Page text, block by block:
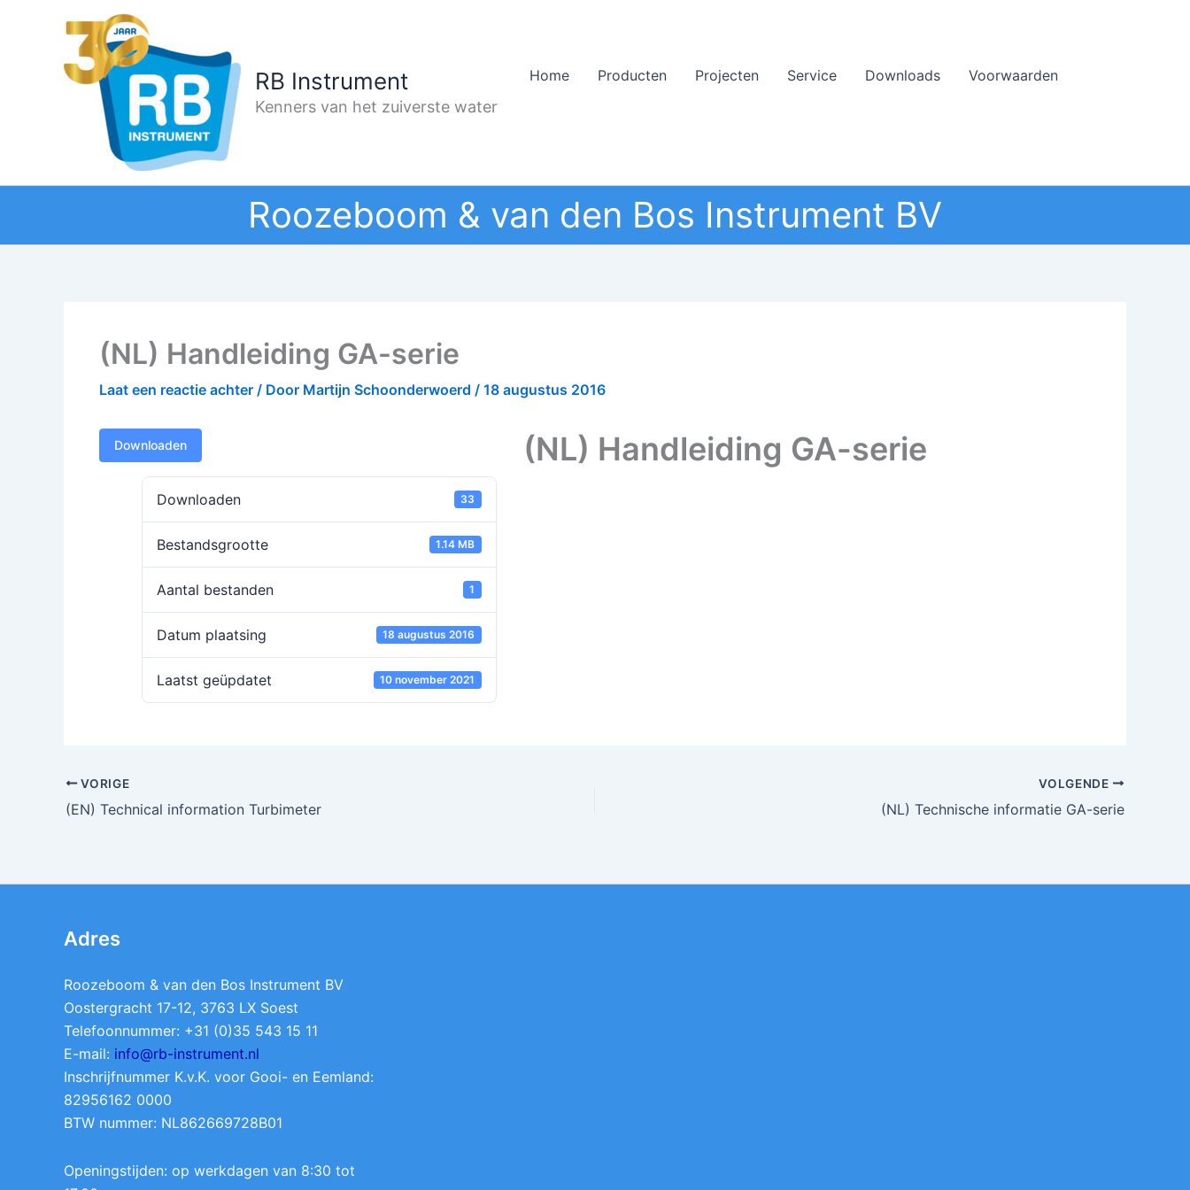
RB Instrument
Kenners van het zuiverste water
Home Producten Projecten Service Downloads Voorwaarden
Roozeboom & van den Bos Instrument BV
(NL) Handleiding GA-serie
Laat een reactie achter / Door Martijn Schoonderwoerd / 18 augustus 2016
Downloaden
Downloaden 33
Bestandsgrootte 1.14 MB
Aantal bestanden 1
Datum plaatsing 18 augustus 2016
Laatst geüpdatet 10 november 2021
(NL) Handleiding GA-serie
VORIGE
(EN) Technical information Turbimeter
VOLGENDE
(NL) Technische informatie GA-serie
Adres
Roozeboom & van den Bos Instrument BV
Oostergracht 17-12, 3763 LX Soest
Telefoonnummer: +31 (0)35 543 15 11
E-mail: info@rb-instrument.nl
Inschrijfnummer K.v.K. voor Gooi- en Eemland:
82956162 0000
BTW nummer: NL862669728B01
Openingstijden: op werkdagen van 8:30 tot